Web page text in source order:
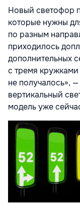
Новый светофор
которые нужны
по разным
приходилось
дополнительных
с тремя
не получалось»,
вертикальный
модель уже